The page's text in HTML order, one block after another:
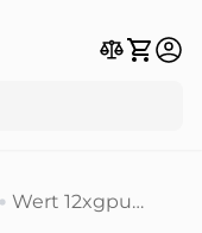
Wert 12xgpu